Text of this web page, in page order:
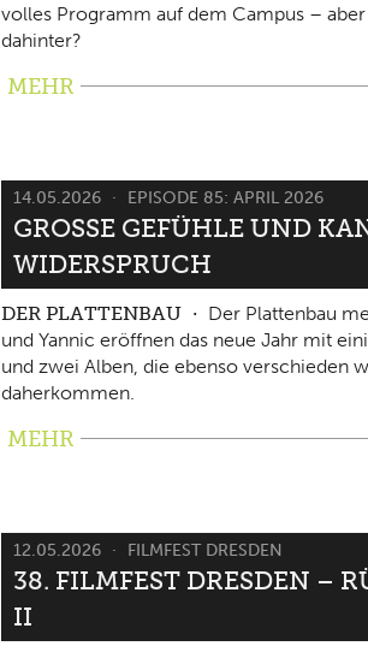
volles Programm auf dem Campus –
dahinter?
MEHR
14.05.2026 EPISODE 85: APRIL 2026
GROSSE GEFÜHLE UND
IDERSPRUCH
DER PLATTENBAU
Der Plattenbau
und Yannic eröffnen das neue Jahr mit
und zwei Alben, die ebenso verschieden
daherkommen.
MEHR
12.05.2026 FILMFEST DRESDEN
38. FILMFEST DRESDEN –
II